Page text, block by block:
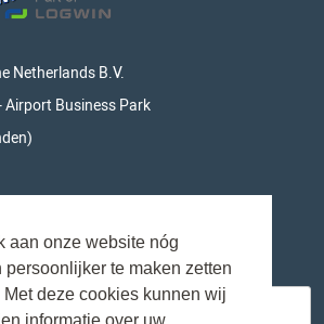
aan onze website nóg
persoonlijker te maken zetten
deze cookies kunnen wij
Netherlands B.V.
Business Park
in en mis niks meer!